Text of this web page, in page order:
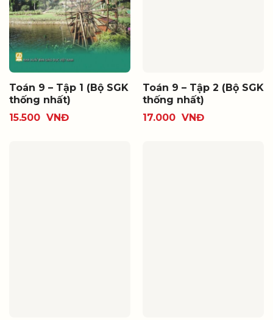
Toán 9 – Tập 1 (Bộ SGK
thống nhất)
15.500 VNĐ
Toán 9 – Tập 2 (Bộ SGK
thống nhất)
17.000 VNĐ